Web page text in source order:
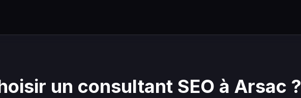
un consultant SEO à Arsac ?